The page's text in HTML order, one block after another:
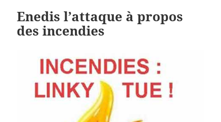
Enedis l’attaque à propos
des incendies